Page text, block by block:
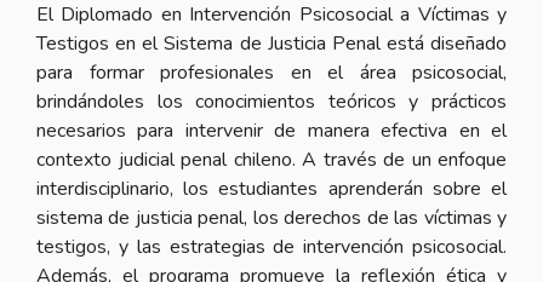
El Diplomado en Intervención Psicosocial a Víctimas y
Testigos en el Sistema de Justicia Penal está diseñado
para formar profesionales en el área psicosocial,
brindándoles los conocimientos teóricos y prácticos
necesarios para intervenir de manera efectiva en el
contexto judicial penal chileno. A través de un enfoque
interdisciplinario, los estudiantes aprenderán sobre el
sistema de justicia penal, los derechos de las víctimas y
testigos, y las estrategias de intervención psicosocial.
Además, el programa promueve la reflexión ética y